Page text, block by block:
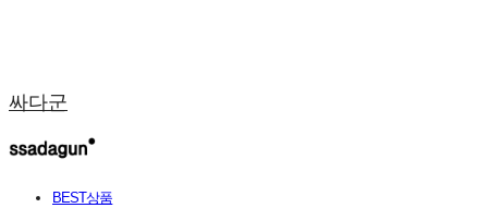
싸다군
BEST상품